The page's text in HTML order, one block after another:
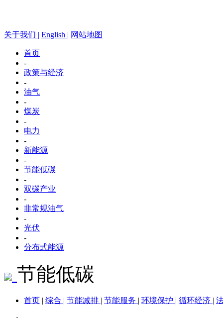
关于我们 | English | 网站地图
首页
-
政策与经济
-
油气
-
煤炭
-
电力
-
新能源
-
节能低碳
-
双碳产业
-
非常规油气
-
光伏
-
分布式能源
节能低碳
首页 | 综合 | 节能减排 | 节能服务 | 环境保护 | 循环经济 |